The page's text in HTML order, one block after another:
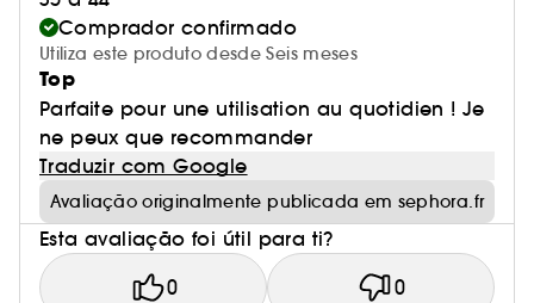
Comprador confirmado
Utiliza este produto desde Seis meses
Top
Parfaite pour une utilisation au quotidien ! Je
ne peux que recommander
Traduzir com Google
Avaliação originalmente publicada em sephora.fr
Esta avaliação foi útil para ti?
0 0